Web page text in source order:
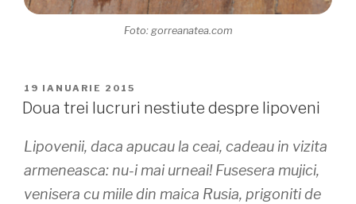
Foto: gorreanatea.com
PUBLICAT
PE
19 IANUARIE 2015
Doua trei lucruri nestiute despre lipoveni
Lipovenii, daca apucau la ceai, cadeau in vizita
armeneasca: nu-i mai urneai! Fusesera mujici,
venisera cu miile din maica Rusia, prigoniti de